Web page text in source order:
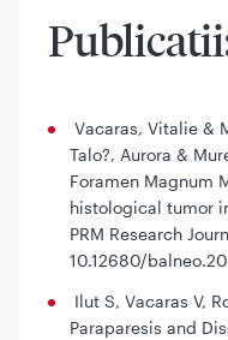
Vacaras, Vitalie &
Talo?, Aurora &
Foramen Magnum
histological tumor
PRM Research
10.12680/
Ilut S, Vacaras V,
Paraparesis and